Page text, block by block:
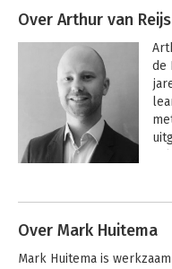
Over Arthur van
de
Over Mark Huitema
Mark Huitema is